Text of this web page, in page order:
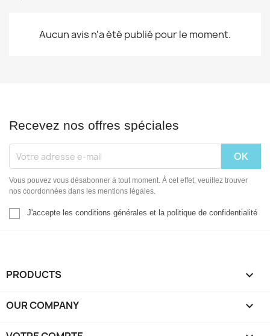
Aucun avis n'a été publié pour le moment.
Recevez nos offres spéciales
Vous pouvez vous désabonner à tout moment. À cet effet, veuillez trouver
nos coordonnées dans les mentions légales.
J'accepte les conditions générales et la politique de confidentialité
PRODUCTS 
OUR COMPANY 